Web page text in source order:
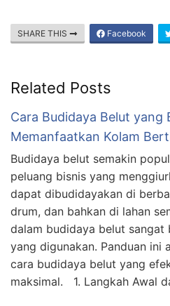
SHARE THIS Facebook
Related Posts
Cara Budidaya Belut yang
Memanfaatkan Kolam
Budidaya belut semakin
peluang bisnis yang
dapat dibudidayakan di
drum, dan bahkan di lahan
dalam budidaya belut
yang digunakan. Panduan ini
cara budidaya belut yang
maksimal. 1. Langkah Awal